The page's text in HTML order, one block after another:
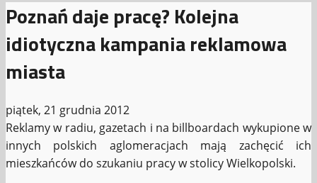
Poznań daje pracę? Kolejna
idiotyczna kampania reklamowa
miasta
piątek, 21 grudnia 2012
Reklamy w radiu, gazetach i na billboardach wykupione w
innych polskich aglomeracjach mają zachęcić ich
mieszkańców do szukaniu pracy w stolicy Wielkopolski.